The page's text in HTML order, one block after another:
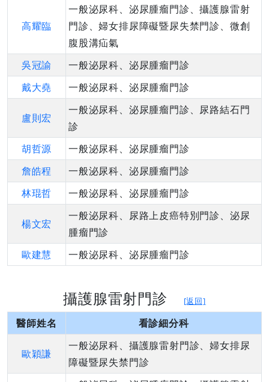
高耀臨
一般泌尿科、泌尿腫瘤門診、攝護腺雷射
門診、婦女排尿障礙暨尿失禁門診、微創
腹股溝疝氣
吳冠諭
一般泌尿科、泌尿腫瘤門診
戴大堯
一般泌尿科、泌尿腫瘤門診
盧則宏
一般泌尿科、泌尿腫瘤門診、尿路結石門
診
胡哲源
一般泌尿科、泌尿腫瘤門診
詹皓程
一般泌尿科、泌尿腫瘤門診
林琨哲
一般泌尿科、泌尿腫瘤門診
楊文宏
一般泌尿科、尿路上皮癌特別門診、泌尿
腫瘤門診
歐建慧
一般泌尿科、泌尿腫瘤門診
攝護腺雷射門診 [返回]
醫師姓名 看診細分科
歐穎謙
一般泌尿科、攝護腺雷射門診、婦女排尿
障礙暨尿失禁門診